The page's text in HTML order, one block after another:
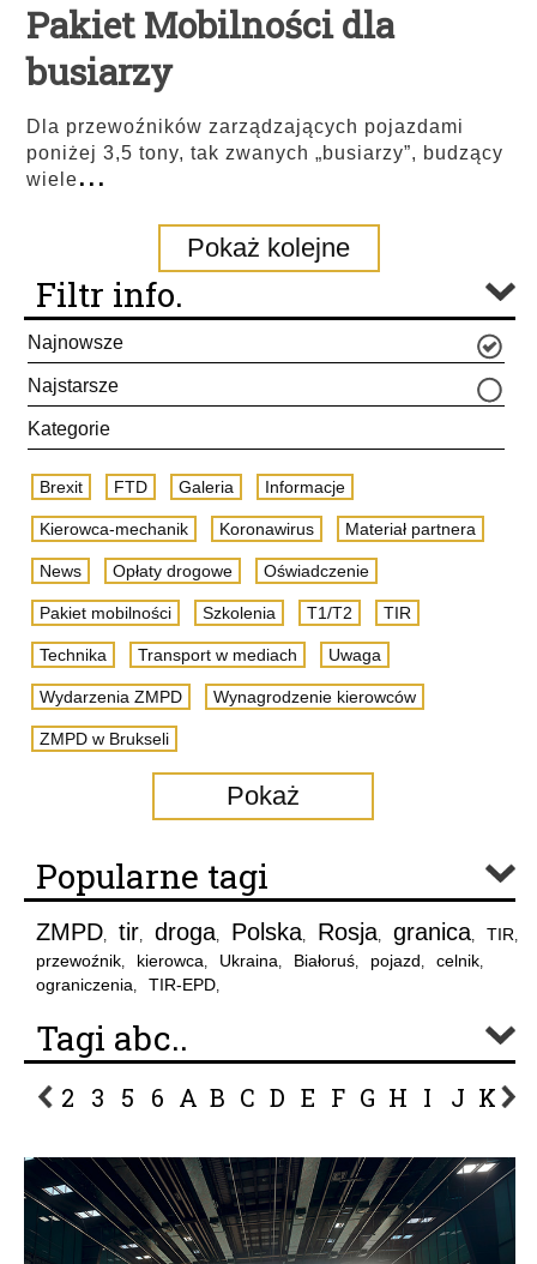
Pakiet Mobilności dla
busiarzy
Dla przewoźników zarządzających pojazdami
poniżej 3,5 tony, tak zwanych „busiarzy”, budzący
wiele...
Pokaż kolejne
Filtr info.
Najnowsze
Najstarsze
Kategorie
Brexit FTD Galeria Informacje
Kierowca-mechanik Koronawirus Materiał partnera
News Opłaty drogowe Oświadczenie
Pakiet mobilności Szkolenia T1/T2 TIR
Technika Transport w mediach Uwaga
Wydarzenia ZMPD Wynagrodzenie kierowców
ZMPD w Brukseli
Pokaż
Popularne tagi
ZMPD, tir, droga, Polska, Rosja, granica, TIR,
przewoźnik, kierowca, Ukraina, Białoruś, pojazd, celnik,
ograniczenia, TIR-EPD,
Tagi abc..
2 3 5 6 A B C D E F G H I J K L